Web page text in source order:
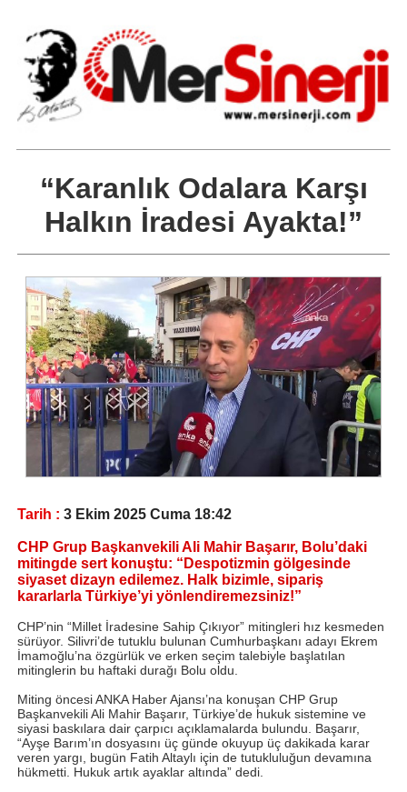
“Karanlık Odalara Karşı
Halkın İradesi Ayakta!”
Tarih : 3 Ekim 2025 Cuma 18:42
CHP Grup Başkanvekili Ali Mahir Başarır, Bolu’daki
mitingde sert konuştu: “Despotizmin gölgesinde
siyaset dizayn edilemez. Halk bizimle, sipariş
kararlarla Türkiye’yi yönlendiremezsiniz!”
CHP’nin “Millet İradesine Sahip Çıkıyor” mitingleri hız kesmeden
sürüyor. Silivri’de tutuklu bulunan Cumhurbaşkanı adayı Ekrem
İmamoğlu’na özgürlük ve erken seçim talebiyle başlatılan
mitinglerin bu haftaki durağı Bolu oldu.
Miting öncesi ANKA Haber Ajansı’na konuşan CHP Grup
Başkanvekili Ali Mahir Başarır, Türkiye’de hukuk sistemine ve
siyasi baskılara dair çarpıcı açıklamalarda bulundu. Başarır,
“Ayşe Barım’ın dosyasını üç günde okuyup üç dakikada karar
veren yargı, bugün Fatih Altaylı için de tutukluluğun devamına
hükmetti. Hukuk artık ayaklar altında” dedi.